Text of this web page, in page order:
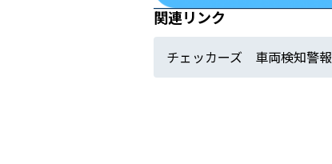
関連リンク
チェッカーズ 車両検知警報